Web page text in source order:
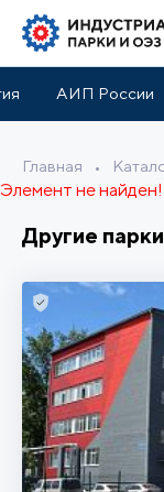
АИП России
Главная •
Элемент не найден!
Другие парки